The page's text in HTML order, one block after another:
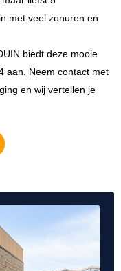
met veel zonuren en
biedt deze mooie
aan. Neem contact met
en wij vertellen je